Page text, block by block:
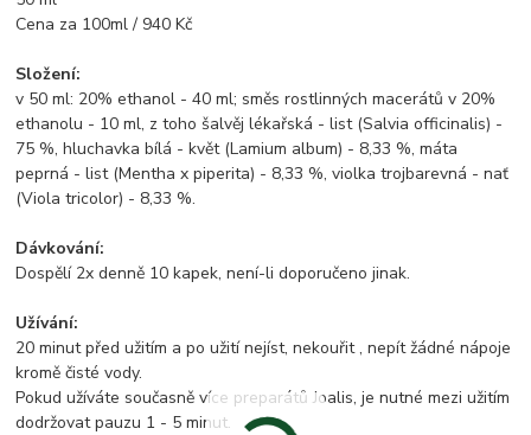
Cena za 100ml / 940 Kč
Složení:
v 50 ml: 20% ethanol - 40 ml; směs rostlinných macerátů v 20%
ethanolu - 10 ml, z toho šalvěj lékařská - list (Salvia officinalis) -
75 %, hluchavka bílá - květ (Lamium album) - 8,33 %, máta
peprná - list (Mentha x piperita) - 8,33 %, violka trojbarevná - nať
(Viola tricolor) - 8,33 %.
Dávkování:
Dospělí 2x denně 10 kapek, není-li doporučeno jinak.
Užívání:
20 minut před užitím a po užití nejíst, nekouřit , nepít žádné nápoje
kromě čisté vody.
Pokud užíváte současně více preparátů Joalis, je nutné mezi užitím
dodržovat pauzu 1 - 5 minut.